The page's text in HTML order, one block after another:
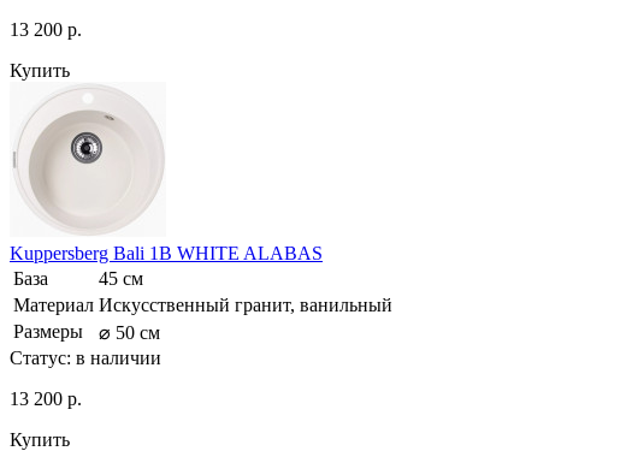
13 200 р.
Купить
Kuppersberg Bali 1B WHITE ALABAS
База
45 см
Материал Искусственный гранит, ванильный
Размеры
⌀ 50 см
Статус: в наличии
13 200 р.
Купить